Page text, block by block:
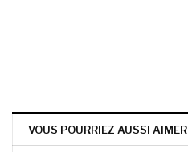
VOUS POURRIEZ AUSSI AIMER